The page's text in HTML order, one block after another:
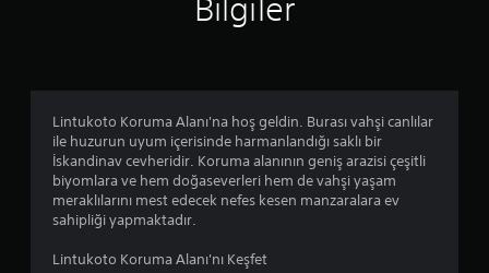
0
y
Bilgiler
Lintukoto Koruma Alanı'na hoş geldin. Burası vahşi canlılar
ile huzurun uyum içerisinde harmanlandığı saklı bir
İskandinav cevheridir. Koruma alanının geniş arazisi çeşitli
biyomlara ve hem doğaseverleri hem de vahşi yaşam
meraklılarını mest edecek nefes kesen manzaralara ev
sahipliği yapmaktadır.
Lintukoto Koruma Alanı'nı Keşfet